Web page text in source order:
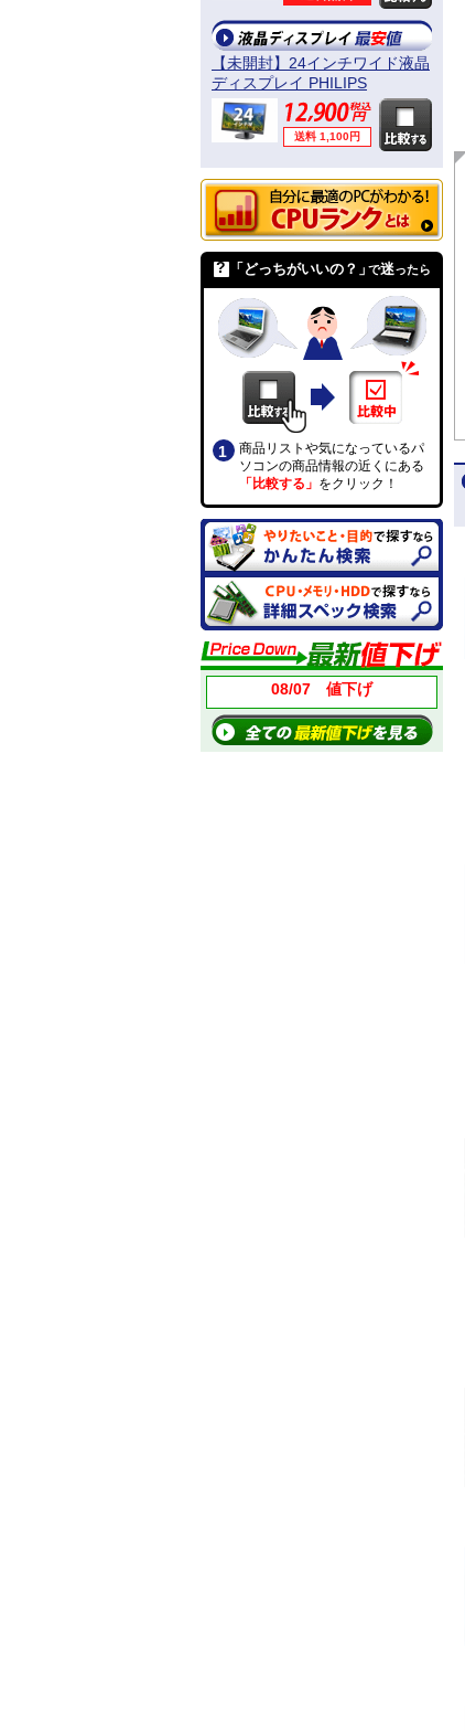
【未開封】24インチワイド液晶
ディスプレイ PHILIPS
241B4LPYCB/11
送料 1,100円
「どっちがいいの？」で迷ったら
商品リストや気になっているパ
ソコンの商品情報の近くにある
「比較する」 をクリック！
08/07 値下げ